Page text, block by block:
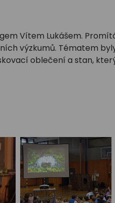
Vítem Lukášem.
výzkumů. Tématem
oblečení a stan,